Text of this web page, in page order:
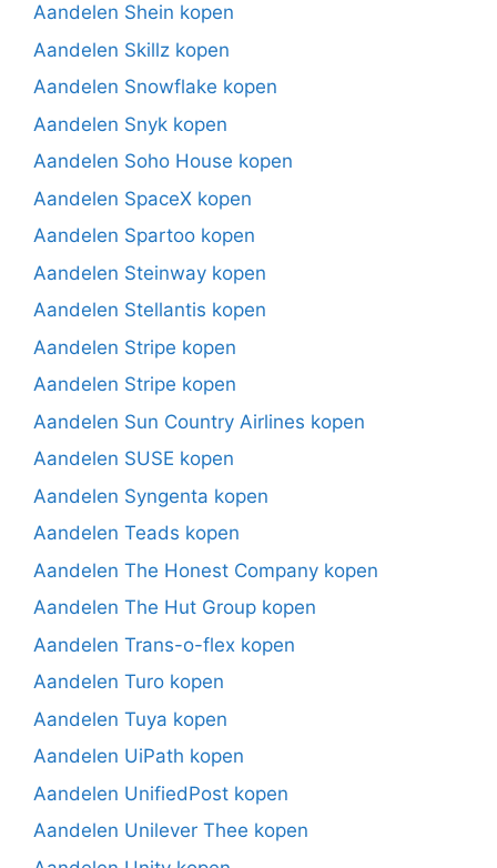
Aandelen Shein kopen
Aandelen Skillz kopen
Aandelen Snowflake kopen
Aandelen Snyk kopen
Aandelen Soho House kopen
Aandelen SpaceX kopen
Aandelen Spartoo kopen
Aandelen Steinway kopen
Aandelen Stellantis kopen
Aandelen Stripe kopen
Aandelen Stripe kopen
Aandelen Sun Country Airlines kopen
Aandelen SUSE kopen
Aandelen Syngenta kopen
Aandelen Teads kopen
Aandelen The Honest Company kopen
Aandelen The Hut Group kopen
Aandelen Trans-o-flex kopen
Aandelen Turo kopen
Aandelen Tuya kopen
Aandelen UiPath kopen
Aandelen UnifiedPost kopen
Aandelen Unilever Thee kopen